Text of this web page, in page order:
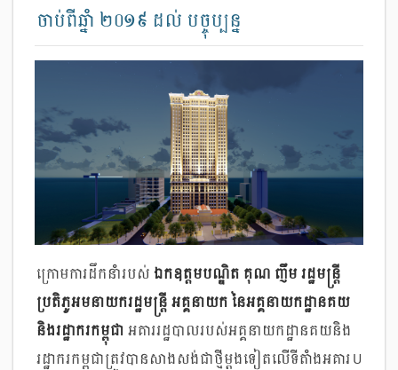
ចាប់ពីឆ្នាំ ២០១៩ ដល់ បច្ចុប្បន្ន
ក្រោមការដឹកនាំរបស់ ឯកឧត្តមបណ្ឌិត គុណ ញឹម រដ្ឋមន្រ្តី
ប្រតិភូអមនាយករដ្ឋមន្រ្តី អគ្គនាយក នៃអគ្គនាយកដ្ឋានគយ
និងរដ្ឋាករកម្ពុជា អគាររដ្ឋបាលរបស់អគ្គនាយកដ្ឋានគយនិង
រដ្ឋាករកម្ពុជាត្រូវបានសាងសង់ជាថ្មីម្ដងទៀតលើទីតាំងអគារ U